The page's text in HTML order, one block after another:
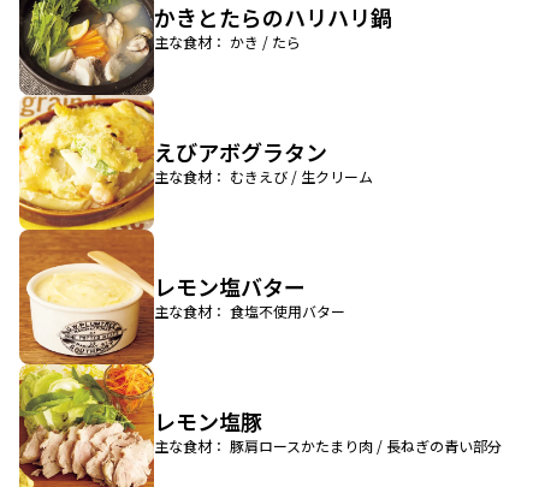
かきとたらのハリハリ鍋
主な食材： かき / たら
えびアボグラタン
主な食材： むきえび / 生クリーム
レモン塩バター
主な食材： 食塩不使用バター
レモン塩豚
主な食材： 豚肩ロースかたまり肉 / 長ねぎの青い部分